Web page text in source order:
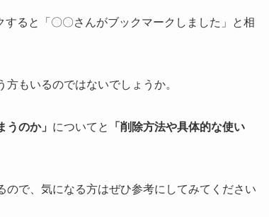
ると「〇〇さんがブックマークしました」と相
もいるのではないでしょうか。
のか」 についてと 「削除方法や具体的な使い
ので、気になる方はぜひ参考にしてみてください